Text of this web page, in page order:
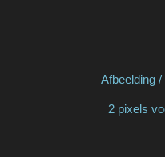
Afbeelding
2 pixels